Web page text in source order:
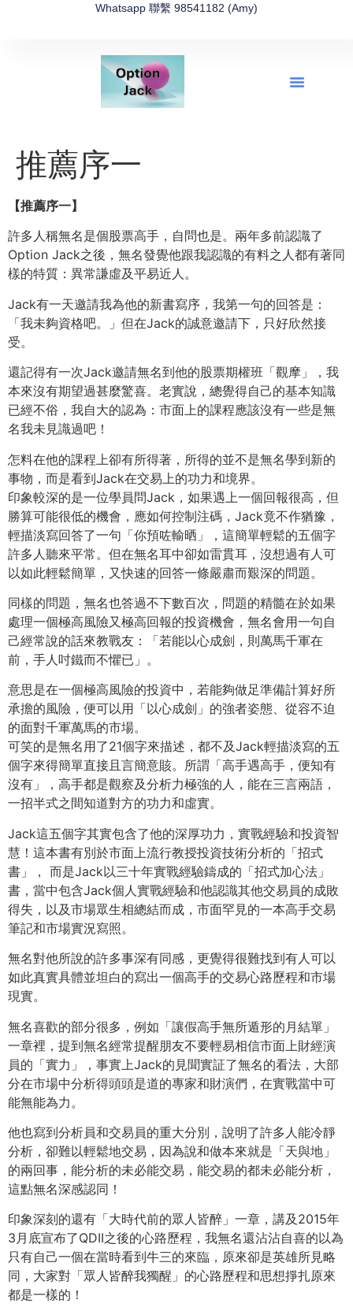
Whatsapp 聯繫 98541182 (Amy)
推薦序一
【推薦序一】
許多人稱無名是個股票高手，自問也是。兩年多前認識了
Option Jack之後，無名發覺他跟我認識的有料之人都有著同
樣的特質：異常謙虛及平易近人。
Jack有一天邀請我為他的新書寫序，我第一句的回答是：
「我未夠資格吧。」但在Jack的誠意邀請下，只好欣然接
受。
還記得有一次Jack邀請無名到他的股票期權班「觀摩」，我
本來沒有期望過甚麼驚喜。老實說，總覺得自己的基本知識
已經不俗，我自大的認為：市面上的課程應該沒有一些是無
名我未見識過吧！
怎料在他的課程上卻有所得著，所得的並不是無名學到新的
事物，而是看到Jack在交易上的功力和境界。
印象較深的是一位學員問Jack，如果遇上一個回報很高，但
勝算可能很低的機會，應如何控制注碼，Jack竟不作猶豫，
輕描淡寫回答了一句「你預咗輸晒」，這簡單輕鬆的五個字
許多人聽來平常。但在無名耳中卻如雷貫耳，沒想過有人可
以如此輕鬆簡單，又快速的回答一條嚴肅而艱深的問題。
同樣的問題，無名也答過不下數百次，問題的精髓在於如果
處理一個極高風險又極高回報的投資機會，無名會用一句自
己經常說的話來教戰友：「若能以心成劍，則萬馬千軍在
前，手人吋鐵而不懼已」。
意思是在一個極高風險的投資中，若能夠做足準備計算好所
承擔的風險，便可以用「以心成劍」的強者姿態、從容不迫
的面對千軍萬馬的市場。
可笑的是無名用了21個字來描述，都不及Jack輕描淡寫的五
個字來得簡單直接且言簡意賅。所謂「高手遇高手，便知有
沒有」，高手都是觀察及分析力極強的人，能在三言兩語，
一招半式之間知道對方的功力和虛實。
Jack這五個字其實包含了他的深厚功力，實戰經驗和投資智
慧！這本書有別於市面上流行教授投資技術分析的「招式
書」， 而是Jack以三十年實戰經驗鑄成的「招式加心法」
書，當中包含Jack個人實戰經驗和他認識其他交易員的成敗
得失，以及市場眾生相總結而成，市面罕見的一本高手交易
筆記和市場實況寫照。
無名對他所說的許多事深有同感，更覺得很難找到有人可以
如此真實具體並坦白的寫出一個高手的交易心路歷程和市場
現實。
無名喜歡的部分很多，例如「讓假高手無所遁形的月結單」
一章裡，提到無名經常提醒朋友不要輕易相信市面上財經演
員的「實力」，事實上Jack的見聞實証了無名的看法，大部
分在市場中分析得頭頭是道的專家和財演們，在實戰當中可
能無能為力。
他也寫到分析員和交易員的重大分別，說明了許多人能冷靜
分析，卻難以輕鬆地交易，因為說和做本來就是「天與地」
的兩回事，能分析的未必能交易，能交易的都未必能分析，
這點無名深感認同！
印象深刻的還有「大時代前的眾人皆醉」一章，講及2015年
3月底宣布了QDII之後的心路歷程，我無名還沾沾自喜的以為
只有自己一個在當時看到牛三的來臨，原來卻是英雄所見略
同，大家對「眾人皆醉我獨醒」的心路歷程和思想掙扎原來
都是一樣的！